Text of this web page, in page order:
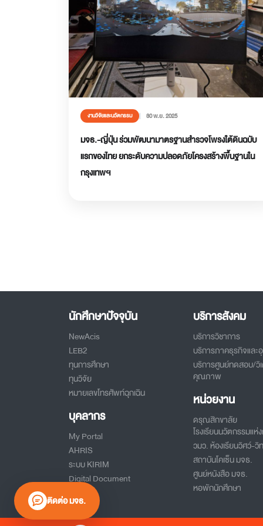
งานวิจัยและนวัตกรรม 30 พ.ย. 2025
มจธ.-ญี่ปุ่น ร่วมพัฒนามาตรฐานสำรวจโพรงใต้ดินฉบับ
แรกของไทย ยกระดับความปลอดภัยโครงสร้างพื้นฐานใน
กรุงเทพฯ
ติดต่อ มจธ.
นักศึกษาปัจจุบัน
NewAcis
LEB2
ทุนการศึกษา
ทุนวิจัย
หมายเลขโทรศัพท์ฉุกเฉิน
บุคลากร
My Portal
AHRIS
ระบบ KIRIM
Digital Document
บริการสังคม
บริการวิชาการ
บริการภาคธุรกิจและ
บริการศูนย์ทดสอบ/วิ
คุณภาพ
หน่วยงาน
ดรุณสิกขาลัย
โรงเรียนนวัตกรรมแห่
วมว. ห้องเรียนวิศว์-วิ
สถาบันโคเซ็น มจธ.
ศูนย์หนังสือ มจธ.
หอพักนักศึกษา